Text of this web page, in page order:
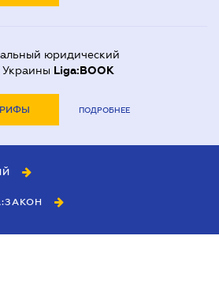
юридический
Украины Liga:BOOK
ПОДРОБНЕЕ